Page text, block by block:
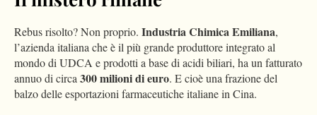
Rebus risolto? Non proprio. Industria Chimica Emiliana,
l’azienda italiana che è il più grande produttore integrato al
mondo di UDCA e prodotti a base di acidi biliari, ha un fatturato
annuo di circa300 milioni di euro. E cioè una frazione del
balzo delle esportazioni farmaceutiche italiane in Cina.